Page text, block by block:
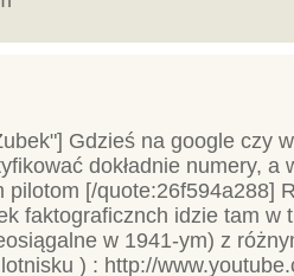
Gdzieś na google czy
dokładnie numery, a
pilotom [/quote:26f594a288]
faktograficznch idzie tam w
w 1941-ym) z
) : http://